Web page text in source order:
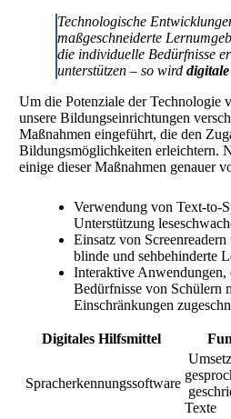
Technologische
maßgeschneiderte
die individuelle Bedürfnisse
unterstützen – so wird
Um die Potenziale der Technologie
unsere Bildungseinrichtungen
Maßnahmen eingeführt, die den
Bildungsmöglichkeiten erleichtern.
einige dieser Maßnahmen genauer
Verwendung von Text-to-
Unterstützung
Einsatz von
blinde und sehbehinderte
Interaktive Anwendungen,
Bedürfnisse von Schülern
Einschränkungen
Digitales Hilfsmittel
Spracherkennungssoftware
Texte